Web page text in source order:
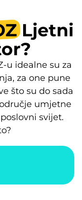
Ljetni
u idealne su za
za one pune
što su do sada
umjetne
svijet.